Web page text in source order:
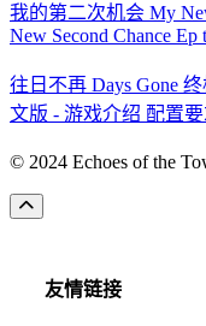
我的第二次机会 My
New Second Chance Ep
往日不再 Days Gone
文版 - 游戏介绍 配置
© 2024 Echoes of the
友情链接